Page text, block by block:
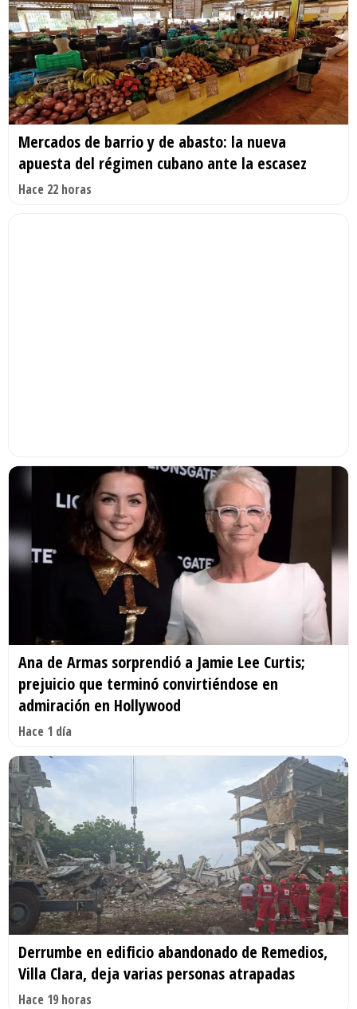
Mercados de barrio y de abasto: la nueva
apuesta del régimen cubano ante la escasez
Hace 22 horas
Ana de Armas sorprendió a Jamie Lee Curtis;
prejuicio que terminó convirtiéndose en
admiración en Hollywood
Hace 1 día
Derrumbe en edificio abandonado de Remedios,
Villa Clara, deja varias personas atrapadas
Hace 19 horas